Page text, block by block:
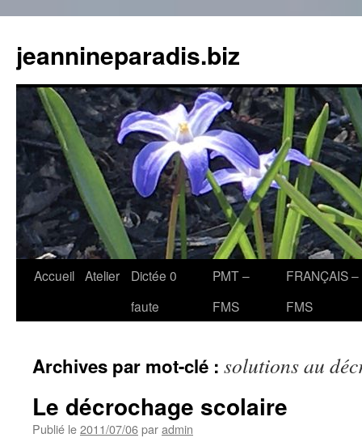
jeannineparadis.biz
Aller
Accueil Atelier
Dictée 0
faute
PMT –
FMS
FRANÇAIS –
FMS
Archives par mot-clé : solutions au
Le décrochage scolaire
Publié le2011/07/06paradmin